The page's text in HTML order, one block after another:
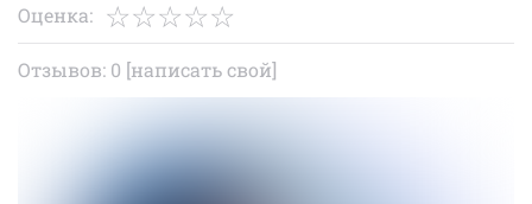
Оценка:
Отзывов: 0 [написать свой]